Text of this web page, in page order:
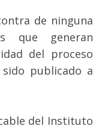
de ninguna
que generan
del proceso
publicado a
del Instituto